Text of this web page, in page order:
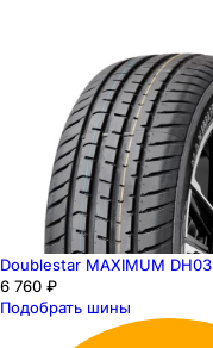
Doublestar MAXIMUM DH03
6 760 ₽
Подобрать шины